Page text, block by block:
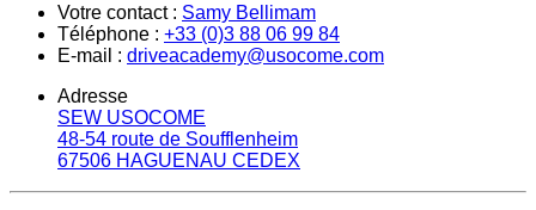
Votre contact : Samy Bellimam
Téléphone : +33 (0)3 88 06 99 84
E-mail : driveacademy@usocome.com
Adresse
SEW USOCOME
48-54 route de Soufflenheim
67506 HAGUENAU CEDEX